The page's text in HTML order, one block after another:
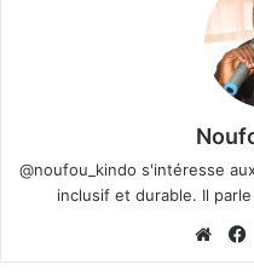
@noufou_kindo s'intéresse
inclusif et durable. Il
We
bsi